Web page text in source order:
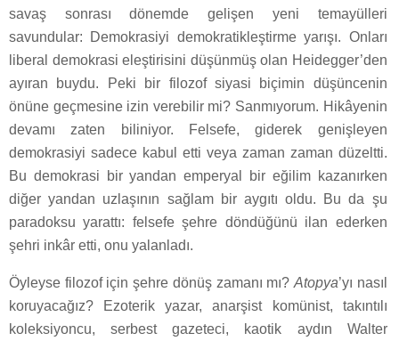
savaş sonrası dönemde gelişen yeni temayülleri
savundular: Demokrasiyi demokratikleştirme yarışı. Onları
liberal demokrasi eleştirisini düşünmüş olan Heidegger’den
ayıran buydu. Peki bir filozof siyasi biçimin düşüncenin
önüne geçmesine izin verebilir mi? Sanmıyorum. Hikâyenin
devamı zaten biliniyor. Felsefe, giderek genişleyen
demokrasiyi sadece kabul etti veya zaman zaman düzeltti.
Bu demokrasi bir yandan emperyal bir eğilim kazanırken
diğer yandan uzlaşının sağlam bir aygıtı oldu. Bu da şu
paradoksu yarattı: felsefe şehre döndüğünü ilan ederken
şehri inkâr etti, onu yalanladı.
Öyleyse filozof için şehre dönüş zamanı mı? Atopya’yı nasıl
koruyacağız? Ezoterik yazar, anarşist komünist, takıntılı
koleksiyoncu, serbest gazeteci, kaotik aydın Walter